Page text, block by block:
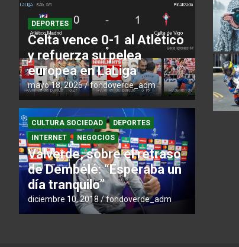
DEPORTES
Celta vence 0-1 al Atlético
y refuerza su pelea
europea en LaLiga
mayo 18, 2026 fondoverde_adm
CULTURA SOCIEDAD
DEPORTES
INTERNET
NEGOCIOS
Valverde, sobre el retraso
de Dembélé: “Esperaba un
día tranquilo”
diciembre 10, 2018 fondoverde_adm